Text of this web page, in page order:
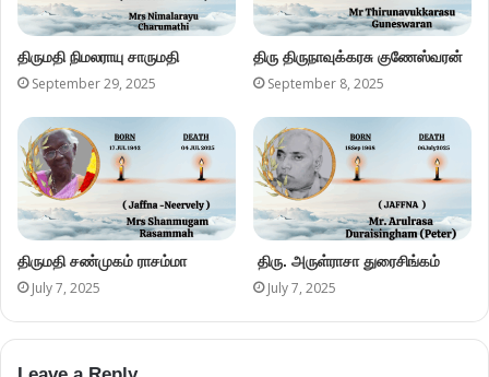
திருமதி நிமலராயு சாருமதி
September 29, 2025
திரு திருநாவுக்கரசு குணேஸ்வரன்
September 8, 2025
திருமதி சண்முகம் ராசம்மா
July 7, 2025
திரு. அருள்ராசா துரைசிங்கம்
July 7, 2025